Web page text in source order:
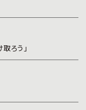
ろう」